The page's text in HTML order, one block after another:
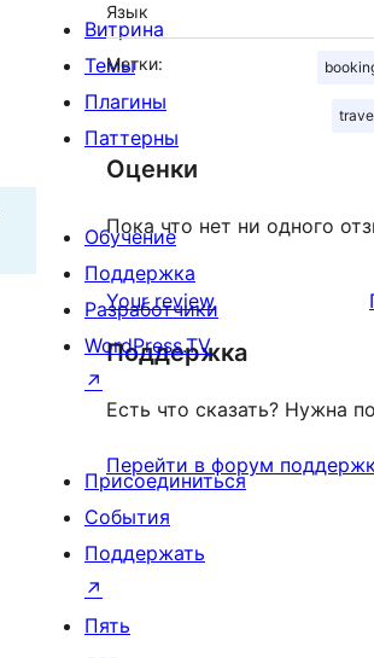
Язык
Метки:
Оценки
Пока что нет ни одного
Your review
Поддержка
Есть что сказать? Нужна
Перейти в форум
Витрина
Темы
Плагины
Паттерны
Обучение
Поддержка
Разработчики
WordPress.TV
↗
Присоединиться
События
Поддержать
↗
Пять